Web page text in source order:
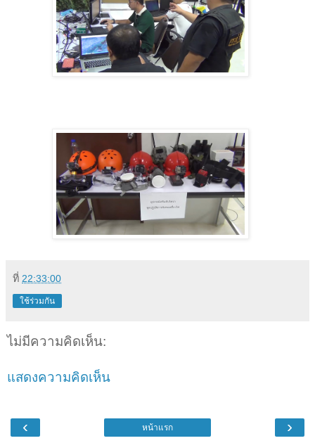
ที่ 22:33:00
ใช้ร่วมกัน
ไม่มีความคิดเห็น:
แสดงความคิดเห็น
‹ ›
หน้าแรก